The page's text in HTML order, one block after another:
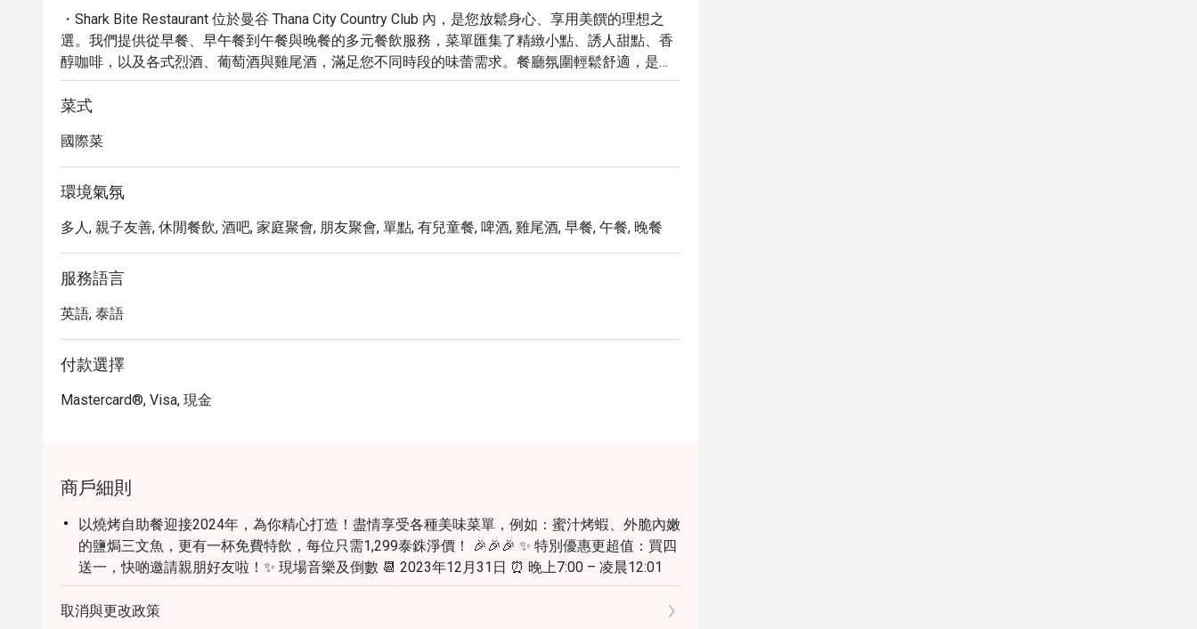
・Shark Bite Restaurant 位於曼谷 Thana City Country Club 內，是您放鬆身心、享用美饌的理想之
選。我們提供從早餐、早午餐到午餐與晚餐的多元餐飲服務，菜單匯集了精緻小點、誘人甜點、香
醇咖啡，以及各式烈酒、葡萄酒與雞尾酒，滿足您不同時段的味蕾需求。餐廳氛圍輕鬆舒適，是您
與親友、商務夥伴共享美好時光的絕佳場域。
・提供便利的用餐體驗，是前往機場前後或在高爾夫行程中的完美歇腳點。寬敞的停車空間與親切
・透過 Eatigo 預訂，您可享高達 5 折的優惠，讓您的用餐體驗更加物超所值！
菜式
國際菜
環境氣氛
多人, 親子友善, 休閒餐飲, 酒吧, 家庭聚會, 朋友聚會, 單點, 有兒童餐, 啤酒, 雞尾酒, 早餐, 午餐, 晚餐
服務語言
英語, 泰語
付款選擇
Mastercard®, Visa, 現金
商戶細則
以燒烤自助餐迎接2024年，為你精心打造！盡情享受各種美味菜單，例如：蜜汁烤蝦、外脆內嫩
的鹽焗三文魚，更有一杯免費特飲，每位只需1,299泰銖淨價！ 🎉🎉🎉 ✨ 特別優惠更超值：買四
送一，快啲邀請親朋好友啦！✨ 現場音樂及倒數 📆 2023年12月31日 ⏰ 晚上7:00 – 凌晨12:01
取消與更改政策